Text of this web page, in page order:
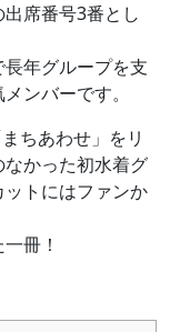
席番号3番とし
年グループを支
ンバーです。
ちあわせ」をリ
かった初水着グ
トにはファンか
冊！